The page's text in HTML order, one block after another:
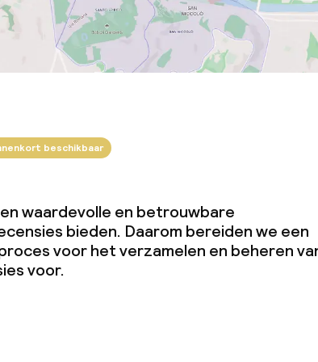
beschikbaar
waardevolle en betrouwbare
bieden. Daarom bereiden we een
voor het verzamelen en beheren
voor.